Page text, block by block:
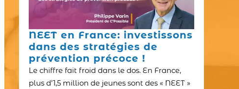
NEET en France: investissons
dans des stratégies de
prévention précoce !
Le chiffre fait froid dans le dos. En France,
plus d’1,5 million de jeunes sont des « NEET »